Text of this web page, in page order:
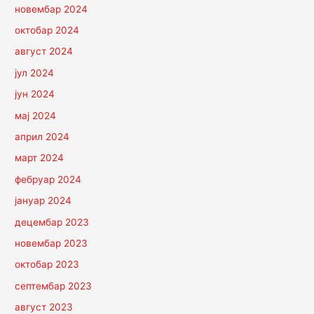
новембар 2024
октобар 2024
август 2024
јул 2024
јун 2024
мај 2024
април 2024
март 2024
фебруар 2024
јануар 2024
децембар 2023
новембар 2023
октобар 2023
септембар 2023
август 2023